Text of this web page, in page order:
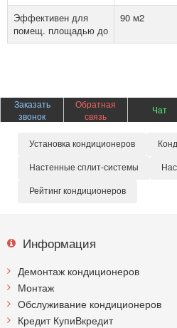
Эффективен для
помещ. площадью до
90 м2
Заказать
звонок
Обратная
связь
Чат
Установка кондиционеров
Настенные сплит-системы
Рейтинг кондиционеров
Информация
Демонтаж кондиционеров
Монтаж
Обслуживание кондиционеров
Кредит КупиВкредит